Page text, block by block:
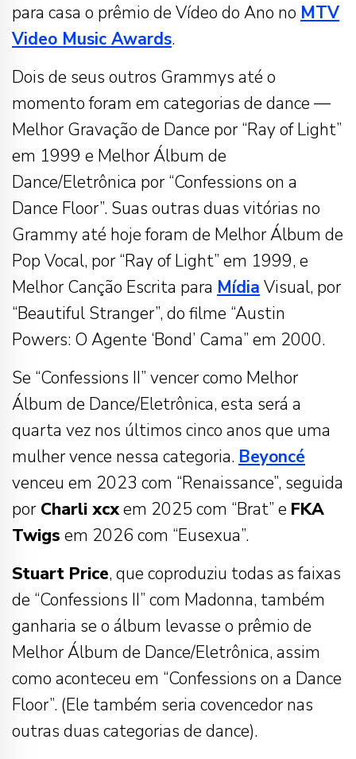
para casa o prêmio de Vídeo do Ano no MTV
Video Music Awards.
Dois de seus outros Grammys até o
momento foram em categorias de dance —
Melhor Gravação de Dance por “Ray of Light”
em 1999 e Melhor Álbum de
Dance/Eletrônica por “Confessions on a
Dance Floor”. Suas outras duas vitórias no
Grammy até hoje foram de Melhor Álbum de
Pop Vocal, por “Ray of Light” em 1999, e
Melhor Canção Escrita para Mídia Visual, por
“Beautiful Stranger”, do filme “Austin
Powers: O Agente ‘Bond’ Cama” em 2000.
Se “Confessions II” vencer como Melhor
Álbum de Dance/Eletrônica, esta será a
quarta vez nos últimos cinco anos que uma
mulher vence nessa categoria. Beyoncé
venceu em 2023 com “Renaissance”, seguida
por Charli xcxem 2025 com “Brat” e FKA
Twigs em 2026 com “Eusexua”.
Stuart Price, que coproduziu todas as faixas
de “Confessions II” com Madonna, também
ganharia se o álbum levasse o prêmio de
Melhor Álbum de Dance/Eletrônica, assim
como aconteceu em “Confessions on a Dance
Floor”. (Ele também seria covencedor nas
outras duas categorias de dance).